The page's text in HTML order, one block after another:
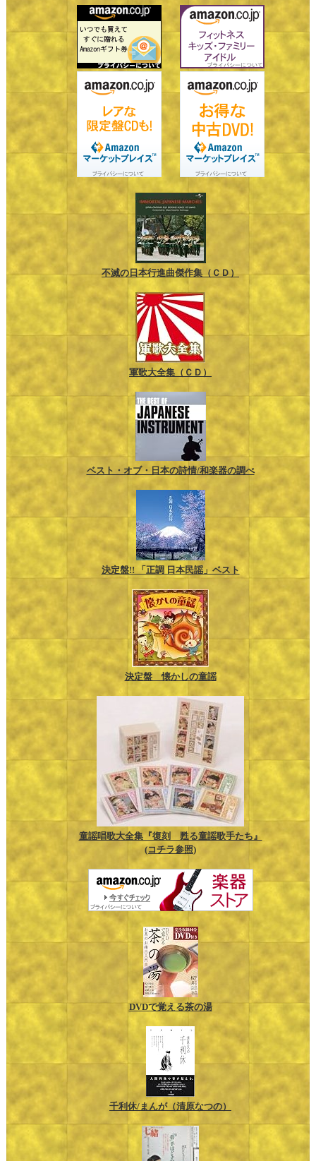
不滅の日本行進曲傑作集（ＣＤ）
軍歌大全集（ＣＤ）
ベスト・オブ・日本の詩情/和楽器の調べ
決定盤!! 「正調 日本民謡」ベスト
決定盤 懐かしの童謡
童謡唱歌大全集『復刻 甦る童謡歌手たち』
(コチラ参照)
DVDで覚える茶の湯
千利休/まんが（清原なつの）